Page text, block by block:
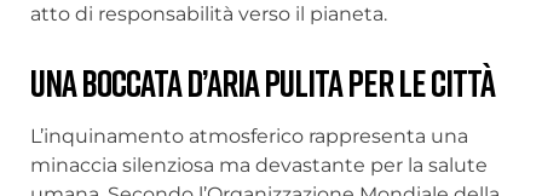
atto di responsabilità verso il pianeta.
Una boccata d’aria pulita per le città
L’inquinamento atmosferico rappresenta una
minaccia silenziosa ma devastante per la salute